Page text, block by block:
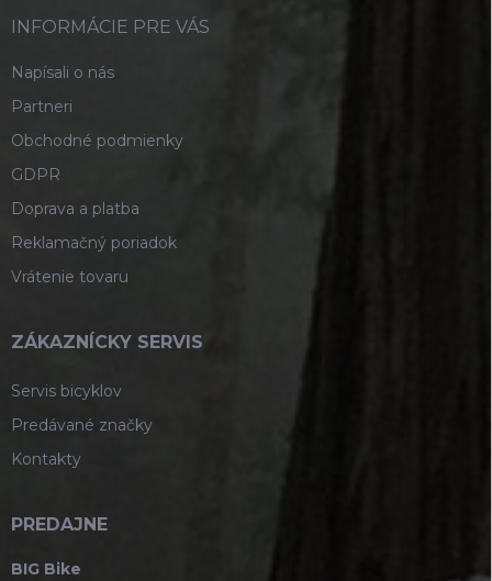
INFORMÁCIE PRE VÁS
Napísali o nás
Partneri
Obchodné podmienky
GDPR
Doprava a platba
Reklamačný poriadok
Vrátenie tovaru
ZÁKAZNÍCKY SERVIS
Servis bicyklov
Predávané značky
Kontakty
PREDAJNE
BIG Bike